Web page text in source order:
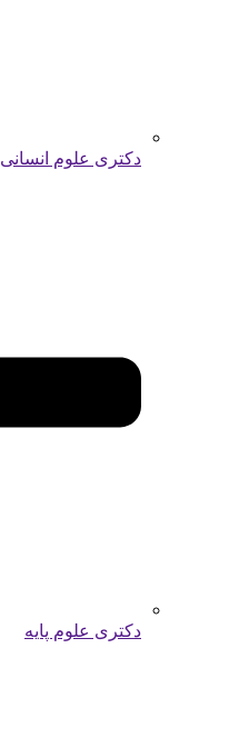
دکتری علوم انسانی
دکتری علوم پایه